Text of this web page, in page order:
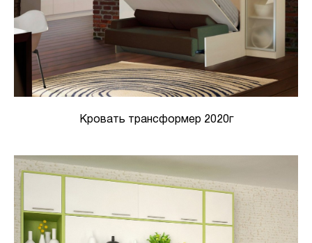
Кровать трансформер 2020г